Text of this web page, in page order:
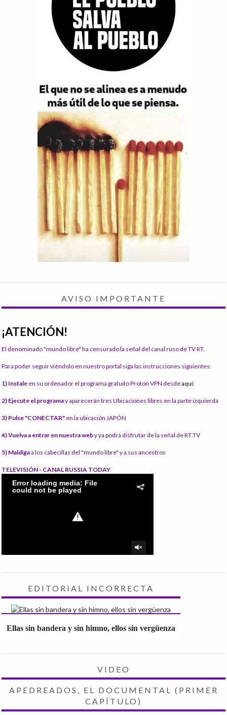
AVISO IMPORTANTE
¡ATENCIÓN!
El denominado "mundo libre" ha censurado la señal del canal ruso de TV RT.
Para poder seguir viéndolo en nuestro portal siga las instrucciones siguientes:
1) Instale en su ordenador el programa gratuito Proton VPN desdeaquí:
2) Ejecute el programay aparecerán tres Ubicaciones libres en la parte izquierda
3) Pulse "CONECTAR" en la ubicación JAPÓN
4) Vuelva a entrar en nuestra weby ya podrá disfrutar de la señal de RT TV
5) Maldigaa los cabecillas del "mundo libre" y a sus ancestros
TELEVISIÓN - CANAL RUSSIA TODAY
EDITORIAL INCORRECTA
Ellas sin bandera y sin himno, ellos sin vergüenza
VIDEO
APEDREADOS, EL DOCUMENTAL (PRIMER
CAPÍTULO)